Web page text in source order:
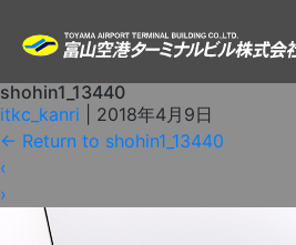
shohin1_13440
itkc_kanri
2018年4月9日
← Return to shohin1_13440
‹
›